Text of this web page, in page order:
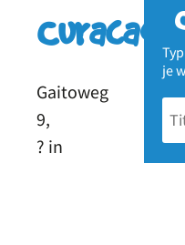
je
Curacao
Gaitoweg
9,
? in